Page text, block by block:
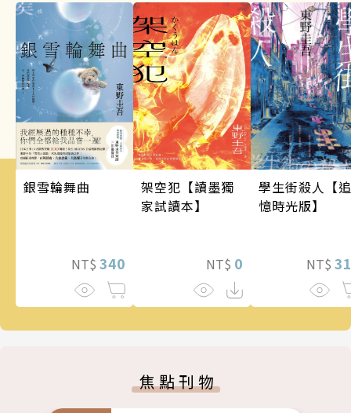
銀雪輪舞曲
NT$ 340
架空犯【讀墨獨
家試讀本】
NT$ 0
學生街殺人【追
憶時光版】
NT$
焦點刊物